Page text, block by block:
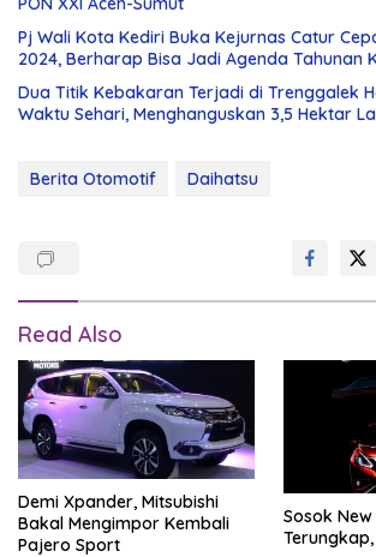
Pj Wali Kota Kediri Buka Kejurnas Catur
2024, Berharap Bisa Jadi Agenda Tahunan
Dua Titik Kebakaran Terjadi di Trenggalek
Waktu Sehari, Menghanguskan 3,5 Hektar
Berita Otomotif Daihatsu
Read Also
Demi Xpander, Mitsubishi
Bakal Mengimpor Kembali
Pajero Sport
Sosok